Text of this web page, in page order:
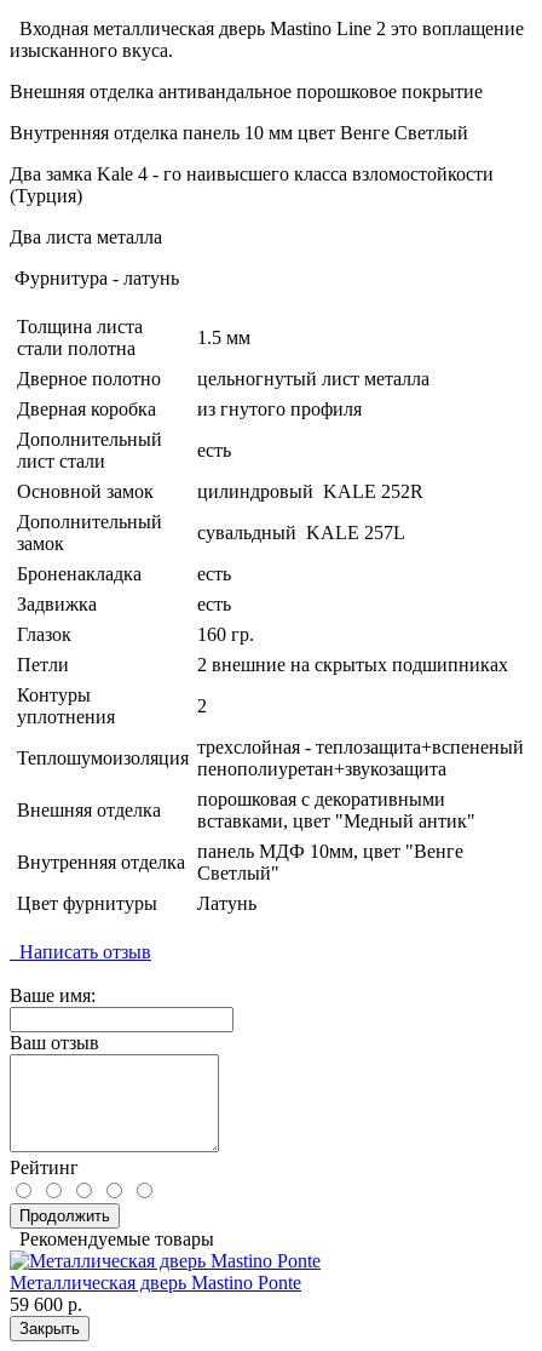
Входная металлическая дверь Mastino Line 2 это воплащение
изысканного вкуса.
Внешняя отделка антивандальное порошковое покрытие
Внутренняя отделка панель 10 мм цвет Венге Светлый
Два замка Kale 4 - го наивысшего класса взломостойкости
(Турция)
Два листа металла
Фурнитура - латунь
Толщина листа
стали полотна
1.5 мм
Дверное полотно
цельногнутый лист металла
Дверная коробка
из гнутого профиля
Дополнительный
лист стали
есть
Основной замок
цилиндровый KALE 252R
Дополнительный
замок
сувальдный KALE 257L
Броненакладка
есть
Задвижка
есть
Глазок
160 гр.
Петли
2 внешние на скрытых подшипниках
Контуры
уплотнения
2
Теплошумоизоляция
трехслойная - теплозащита+вспененый
пенополиуретан+звукозащита
Внешняя отделка
порошковая с декоративными
вставками, цвет "Медный антик"
Внутренняя отделка
панель МДФ 10мм, цвет "Венге
Светлый"
Цвет фурнитуры
Латунь
Написать отзыв
Ваше имя:
Ваш отзыв
Рейтинг
Продолжить
Рекомендуемые товары
Металлическая дверь Mastino Ponte
59 600 р.
Закрыть